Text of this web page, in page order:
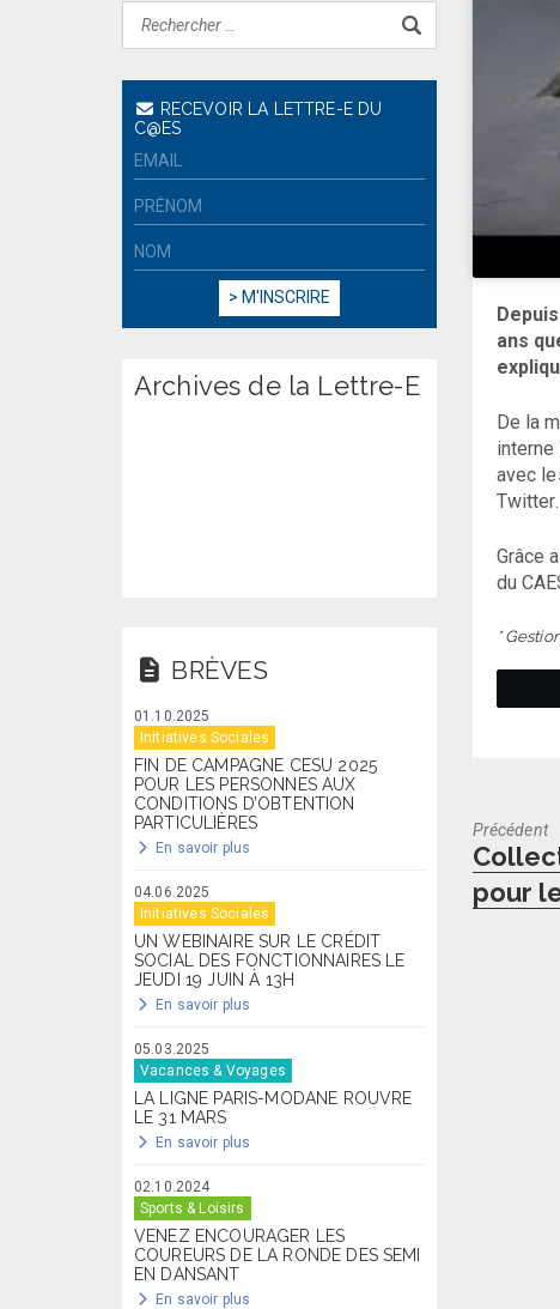
ans
De la
avec
Twitter.
Grâce
du
*
Précédent
Previous
post:
pour
RECEVOIR LA LETTRE-E DU
C@ES
Archives de la Lettre-E
BRÈVES
01.10.2025
Initiatives Sociales
FIN DE CAMPAGNE CESU 2025
POUR LES PERSONNES AUX
CONDITIONS D’OBTENTION
PARTICULIÈRES
En savoir plus
04.06.2025
Initiatives Sociales
UN WEBINAIRE SUR LE CRÉDIT
SOCIAL DES FONCTIONNAIRES LE
JEUDI 19 JUIN À 13H
En savoir plus
05.03.2025
Vacances & Voyages
LA LIGNE PARIS-MODANE ROUVRE
LE 31 MARS
En savoir plus
02.10.2024
Sports & Loisirs
VENEZ ENCOURAGER LES
COUREURS DE LA RONDE DES SEMI
EN DANSANT
En savoir plus